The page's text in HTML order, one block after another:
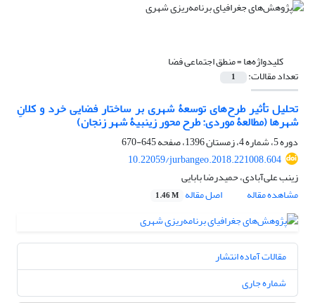
کلیدواژه‌ها =منطق اجتماعی فضا
تعداد مقالات: 1
تحلیل تأثیر طرح‌های توسعۀ شهری بر ساختار فضایی خرد و کلانِ
شهرها (مطالعۀ موردی: طرح محور زینبیۀ شهر زنجان)
دوره 5، شماره 4، زمستان 1396، صفحه
645-670
10.22059/jurbangeo.2018.221008.604
زینب علی‌آبادی، حمیدرضا بابایی
مشاهده مقاله
اصل مقاله 1.46 M
مقالات آماده انتشار
شماره جاری